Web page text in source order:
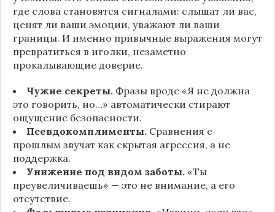
где слова становятся сигналами: слышат ли вас,
ценят ли ваши эмоции, уважают ли ваши
границы. И именно привычные выражения могут
превратиться в иголки, незаметно
прокалывающие доверие.
Чужие секреты. Фразы вроде «Я не должна
это говорить, но…» автоматически стирают
ощущение безопасности.
Псевдокомплименты. Сравнения с
прошлым звучат как скрытая агрессия, а не
поддержка.
Унижение под видом заботы. «Ты
преувеличиваешь» — это не внимание, а его
отсутствие.